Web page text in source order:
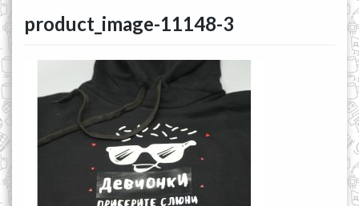
product_image-11148-3